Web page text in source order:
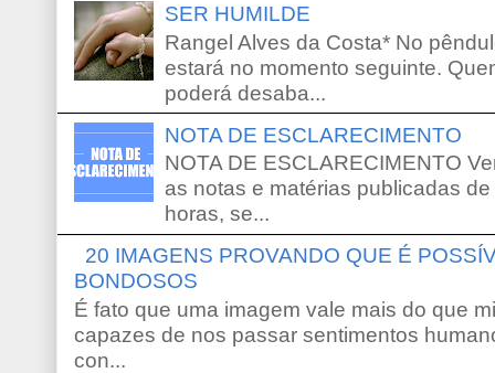
SER HUMILDE
Rangel Alves da Costa* No
estará no momento seguinte.
poderá desaba...
NOTA DE ESCLARECIMENTO
NOTA DE ESCLARECIMENTO
as notas e matérias publicadas
horas, se...
20 IMAGENS PROVANDO QUE É
BONDOSOS
É fato que uma imagem vale mais do que
capazes de nos passar sentimentos
con...